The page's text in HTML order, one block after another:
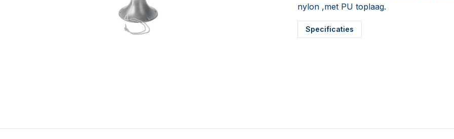
nylon ,met PU toplaag.
Specificaties